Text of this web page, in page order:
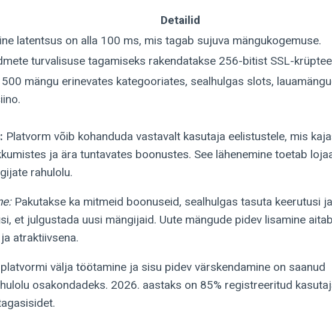
Detailid
latentsus on alla 100 ms, mis tagab sujuva mängukogemuse.
turvalisuse tagamiseks rakendatakse 256-bitist SSL-
500 mängu erinevates kategooriates, sealhulgas slots,
Platvorm võib kohanduda vastavalt kasutaja eelistustele, mis
ja ära tuntavates boonustes. See lähenemine toetab
rahulolu.
Pakutakse ka mitmeid boonuseid, sealhulgas tasuta keerutusi ja
et julgustada uusi mängijaid. Uute mängude pidev lisamine
atraktiivsena.
välja töötamine ja sisu pidev värskendamine on saanud
osakondadeks. 2026. aastaks on 85% registreeritud